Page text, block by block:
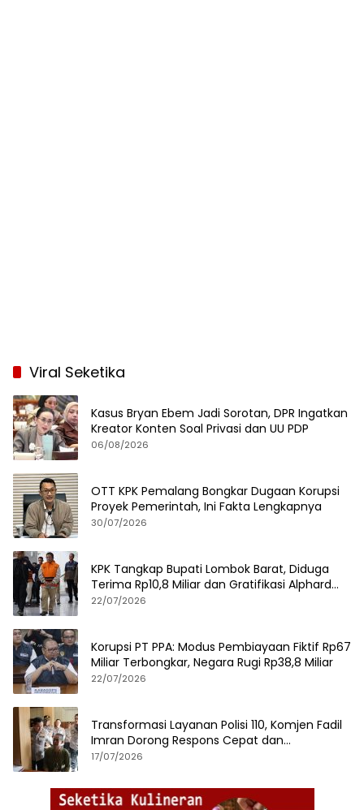
Viral Seketika
Kasus Bryan Ebem Jadi Sorotan, DPR Ingatkan
Kreator Konten Soal Privasi dan UU PDP
06/08/2026
OTT KPK Pemalang Bongkar Dugaan Korupsi
Proyek Pemerintah, Ini Fakta Lengkapnya
30/07/2026
KPK Tangkap Bupati Lombok Barat, Diduga
Terima Rp10,8 Miliar dan Gratifikasi Alphard
hingga iPhone 17 Pro
22/07/2026
Korupsi PT PPA: Modus Pembiayaan Fiktif Rp67
Miliar Terbongkar, Negara Rugi Rp38,8 Miliar
22/07/2026
Transformasi Layanan Polisi 110, Komjen Fadil
Imran Dorong Respons Cepat dan
Terintegrasi
17/07/2026